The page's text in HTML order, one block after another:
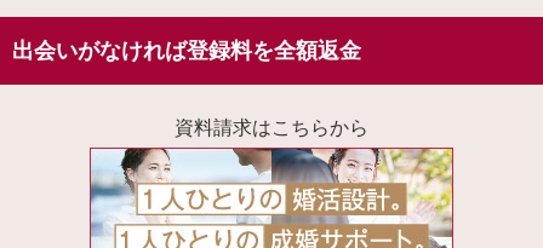
出会いがなければ登録料を全額返金
資料請求はこちらから